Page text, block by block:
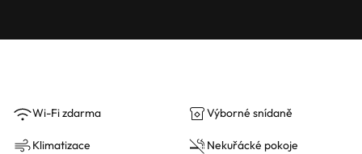
Wi-Fi zdarma Výborné snídaně
Klimatizace Nekuřácké pokoje